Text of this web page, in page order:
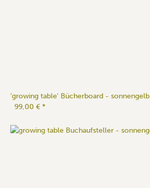
'growing table' Bücherboard - sonnengelb
99,00 € *